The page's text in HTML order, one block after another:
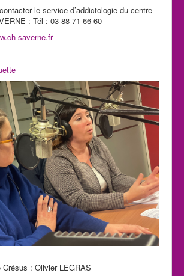
le service d’addictologie du centre
: Tél : 03 88 71 66 60
saverne.fr
Crésus : Olivier LEGRAS